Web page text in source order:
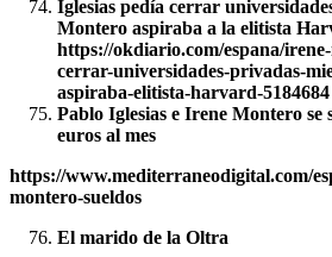
Iglesias pedía cerrar
Montero aspiraba a la elitista
https://okdiario.com/espana/
cerrar-universidades-privadas-
aspiraba-elitista-harvard-5184684
Pablo Iglesias e Irene Montero se
euros al mes
https://www.mediterraneodigital.com/
montero-sueldos
El marido de la Oltra